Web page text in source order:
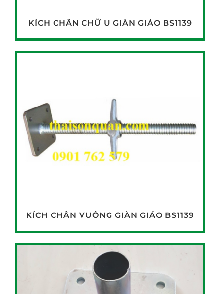
KÍCH CHÂN CHỮ U GIÀN GIÁO BS1139
KÍCH CHÂN VUÔNG GIÀN GIÁO BS1139